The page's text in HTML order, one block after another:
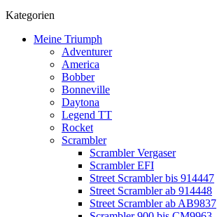
Kategorien
Meine Triumph
Adventurer
America
Bobber
Bonneville
Daytona
Legend TT
Rocket
Scrambler
Scrambler Vergaser
Scrambler EFI
Street Scrambler bis 914447
Street Scrambler ab 914448
Street Scrambler ab AB9837